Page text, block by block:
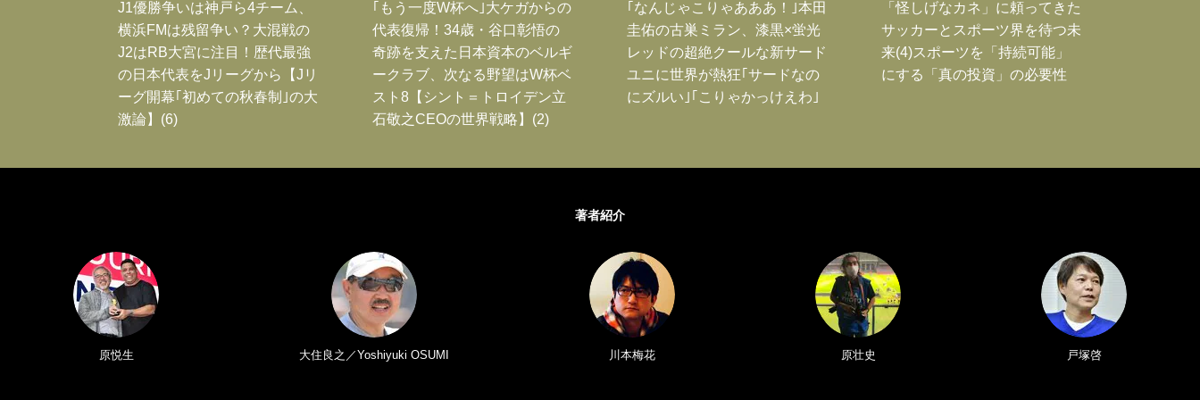
J1優勝争いは神戸ら4チーム、
横浜FMは残留争い？大混戦の
J2はRB大宮に注目！歴代最強
の日本代表をJリーグから【Jリ
ーグ開幕｢初めての秋春制｣の大
激論】(6)
｢もう一度W杯へ｣大ケガからの
代表復帰！34歳・谷口彰悟の
奇跡を支えた日本資本のベルギ
ークラブ、次なる野望はW杯ベ
スト8【シント＝トロイデン立
石敬之CEOの世界戦略】(2)
｢なんじゃこりゃあああ！｣本田
圭佑の古巣ミラン、漆黒×蛍光
レッドの超絶クールな新サード
ユニに世界が熱狂｢サードなの
にズルい｣｢こりゃかっけえわ｣
「怪しげなカネ」に頼ってきた
サッカーとスポーツ界を待つ未
来(4)スポーツを「持続可能」
にする「真の投資」の必要性
著者紹介
原悦生 大住良之／Yoshiyuki OSUMI 川本梅花 原壮史 戸塚啓